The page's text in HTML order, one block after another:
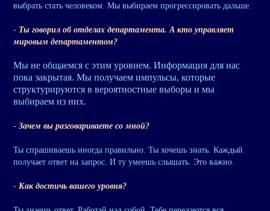
выбрать стать человеком. Мы выбираем прогрессировать дальше.
- Ты говорил об отделах департамента. А кто управляет
мировым департаментом?
Мы не общаемся с этим уровнем. Информация для нас
пока закрытая. Мы получаем импульсы, которые
структурируются в вероятностные выборы и мы
выбираем из них.
- Зачем вы разговариваете со мной?
Ты спрашиваешь иногда правильно. Ты хочешь знать. Каждый
получает ответ на запрос. И ту умеешь слышать. Это важно.
- Как достичь вашего уровня?